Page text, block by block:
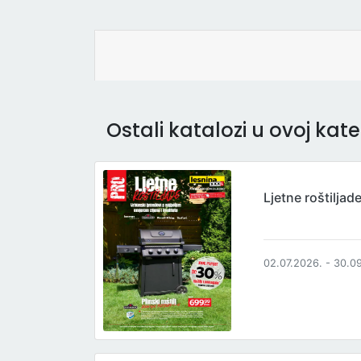
Ostali katalozi u ovoj
Ljetne
02.07.2026. -